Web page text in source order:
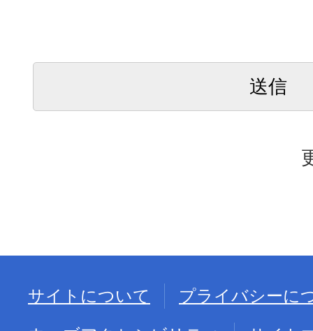
サイトについて
プライバシーに